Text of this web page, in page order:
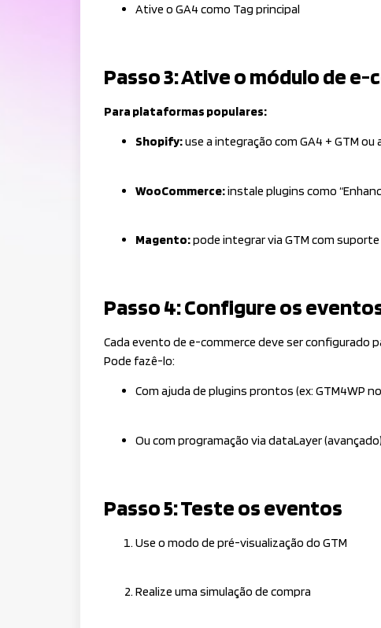
Ative o GA4 como Tag principal
Passo 3: Ative o módulo de e-
Para plataformas populares:
Shopify:use a integração com GA4 + GTM ou
WooCommerce:instale plugins como
Magento:pode integrar via GTM com
Passo 4: Configure os
Cada evento de e-commerce deve ser configurado
Pode fazê-lo:
Com ajuda de plugins prontos (ex: GTM4WP
Ou com programação via dataLayer(avançado)
Passo 5: Teste os eventos
Use o modo de pré-visualização do GTM
Realize uma simulação de compra